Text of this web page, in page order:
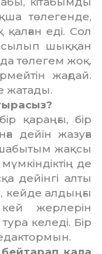
төлегенде,
еді. Сол
шыққан
төлегем жоқ.
жағдай.
жатады.
қараңғы, бір
дейін жазуға
шабытым жақсы
де
дейінгі алты
кейде алдыңғы
жерлерін
келеді. Бір